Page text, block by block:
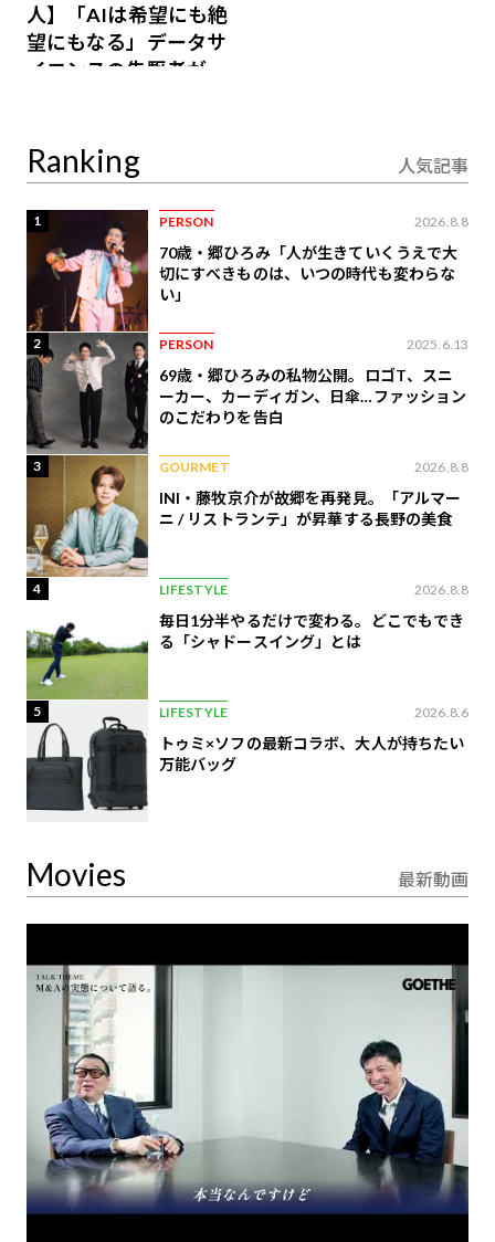
人】「AIは希望にも絶
望にもなる」データサ
イエンスの先駆者が語
Ranking 人気記事
1 PERSON 2026.8.8
70歳・郷ひろみ「人が生きていくうえで大
切にすべきものは、いつの時代も変わらな
い」
2 PERSON 2025.6.13
69歳・郷ひろみの私物公開。ロゴT、スニ
ーカー、カーディガン、日傘…ファッション
のこだわりを告白
3 GOURMET 2026.8.8
INI・藤牧京介が故郷を再発見。「アルマー
ニ / リストランテ」が昇華する長野の美食
4 LIFESTYLE 2026.8.8
毎日1分半やるだけで変わる。どこでもでき
る「シャドースイング」とは
5 LIFESTYLE 2026.8.6
トゥミ×ソフの最新コラボ、大人が持ちたい
万能バッグ
Movies 最新動画